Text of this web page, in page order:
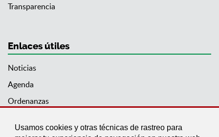
Usamos cookies y otras técnicas de rastreo para
Transparencia
Enlaces útiles
Noticias
Agenda
Ordenanzas